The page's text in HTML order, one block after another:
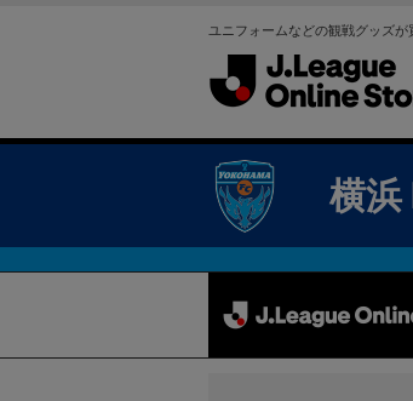
ユニフォームなどの観戦グッズ
横浜